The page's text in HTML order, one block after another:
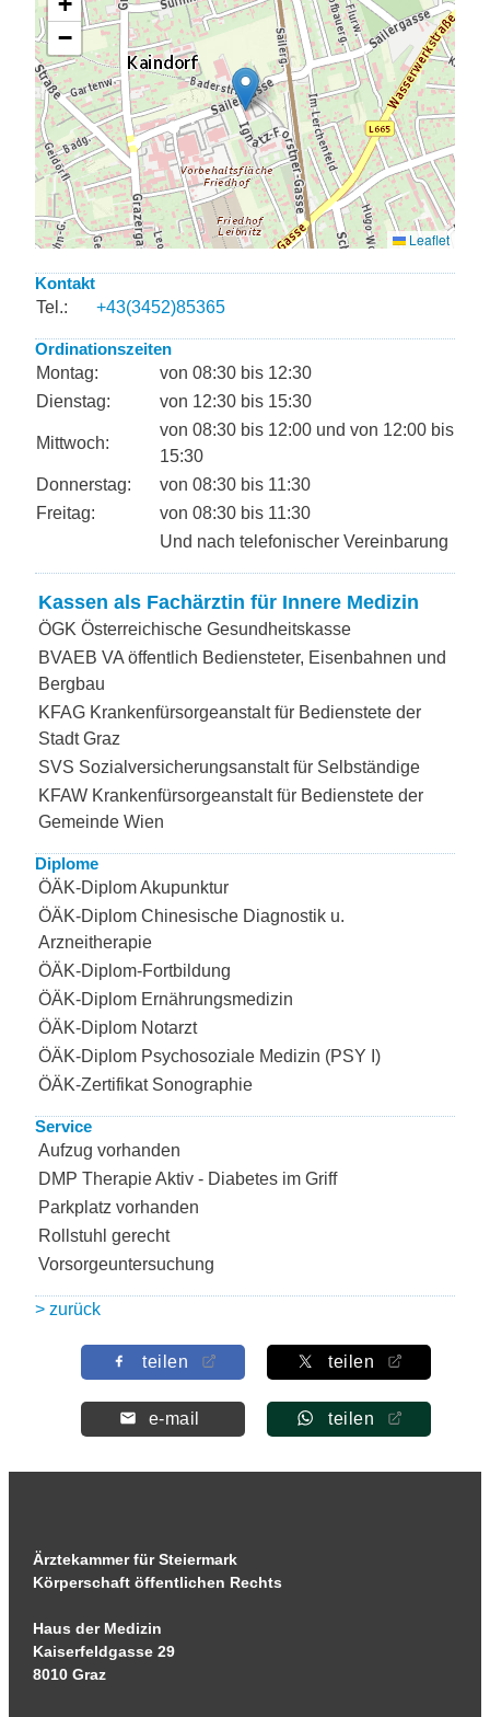
Kontakt
Tel.:
+43(3452)85365
Ordinationszeiten
Montag:
von 08:30 bis 12:30
Dienstag:
von 12:30 bis 15:30
Mittwoch:
von 08:30 bis 12:00 und von 12:00 bis
15:30
Donnerstag:
von 08:30 bis 11:30
Freitag:
von 08:30 bis 11:30
Und nach telefonischer Vereinbarung
Kassen als Fachärztin für Innere Medizin
ÖGK Österreichische Gesundheitskasse
BVAEB VA öffentlich Bediensteter, Eisenbahnen und
Bergbau
KFAG Krankenfürsorgeanstalt für Bedienstete der
Stadt Graz
SVS Sozialversicherungsanstalt für Selbständige
KFAW Krankenfürsorgeanstalt für Bedienstete der
Gemeinde Wien
Diplome
ÖÄK-Diplom Akupunktur
ÖÄK-Diplom Chinesische Diagnostik u.
Arzneitherapie
ÖÄK-Diplom-Fortbildung
ÖÄK-Diplom Ernährungsmedizin
ÖÄK-Diplom Notarzt
ÖÄK-Diplom Psychosoziale Medizin (PSY I)
ÖÄK-Zertifikat Sonographie
Service
Aufzug vorhanden
DMP Therapie Aktiv - Diabetes im Griff
Parkplatz vorhanden
Rollstuhl gerecht
Vorsorgeuntersuchung
> zurück
teilen teilen
e-mail teilen
Ärztekammer für Steiermark
Körperschaft öffentlichen Rechts
Haus der Medizin
Kaiserfeldgasse 29
8010 Graz